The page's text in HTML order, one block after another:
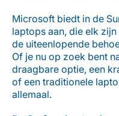
Microsoft biedt in de
laptops aan, die elk
de uiteenlopende
Of je nu op zoek bent
draagbare optie, een
of een traditionele
allemaal.